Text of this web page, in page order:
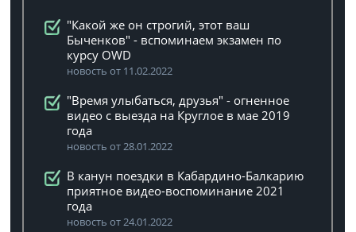
"Какой же он строгий, этот ваш
Быченков" - вспоминаем экзамен по
курсу OWD
новость от 11.02.2022
"Время улыбаться, друзья" - огненное
видео с выезда на Круглое в мае 2019
года
новость от 28.01.2022
В канун поездки в Кабардино-Балкарию
приятное видео-воспоминание 2021
года
новость от 24.01.2022